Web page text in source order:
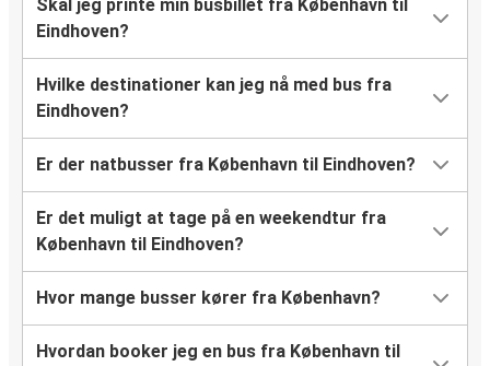
Skal jeg printe min busbillet fra København til
Eindhoven?
Hvilke destinationer kan jeg nå med bus fra
Eindhoven?
Er der natbusser fra København til Eindhoven?
Er det muligt at tage på en weekendtur fra
København til Eindhoven?
Hvor mange busser kører fra København?
Hvordan booker jeg en bus fra København til